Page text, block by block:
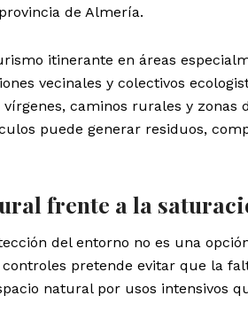
de Almería.
itinerante en áreas
vecinales y colectivos
caminos rurales y zonas
puede generar residuos,
frente a la
del entorno no es una
pretende evitar que la
natural por usos intensivos